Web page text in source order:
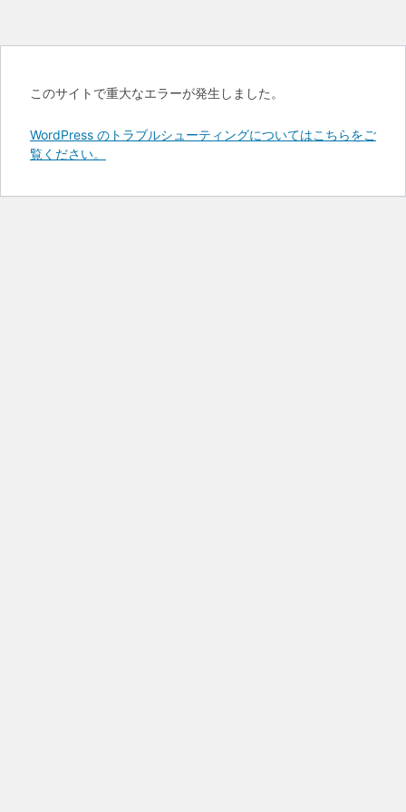
このサイトで重大なエラーが発生しました。
WordPress のトラブルシューティングについてはこちらをご
覧ください。